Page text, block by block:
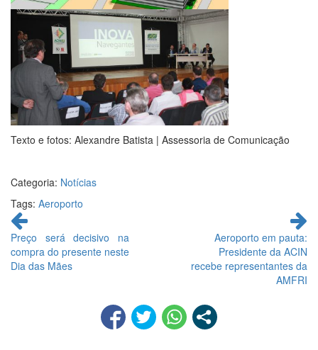
Texto e fotos: Alexandre Batista | Assessoria de Comunicação
Categoria: Notícias
Tags: Aeroporto
Continue
lendo
Preço será decisivo na
compra do presente neste
Dia das Mães
Aeroporto em pauta:
Presidente da ACIN
recebe representantes da
AMFRI